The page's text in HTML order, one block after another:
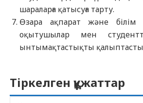
шараларға қатысуға тарту.
Өзара ақпарат және білім
оқытушылар мен
ынтымақтастықты
Тіркелген құжаттар